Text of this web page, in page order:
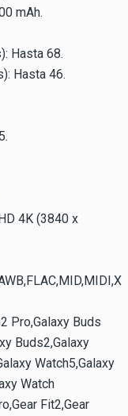
mAh.
Hasta 68.
Hasta 46.
4K (3840 x
Pro,Galaxy Buds
Buds2,Galaxy
Watch5,Galaxy
Watch
Fit2,Gear